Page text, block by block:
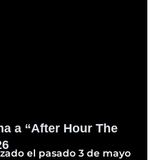
a “After Hour The
el pasado 3 de mayo